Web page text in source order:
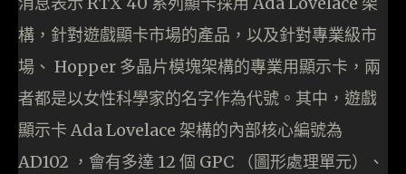
構，針對遊戲顯卡市場的產品，以及針對專業級市
場、 Hopper 多晶片模塊架構的專業用顯示卡，兩
者都是以女性科學家的名字作為代號。其中，遊戲
顯示卡 Ada Lovelace 架構的內部核心編號為
AD102 ，會有多達 12 個 GPC （圖形處理單元）、